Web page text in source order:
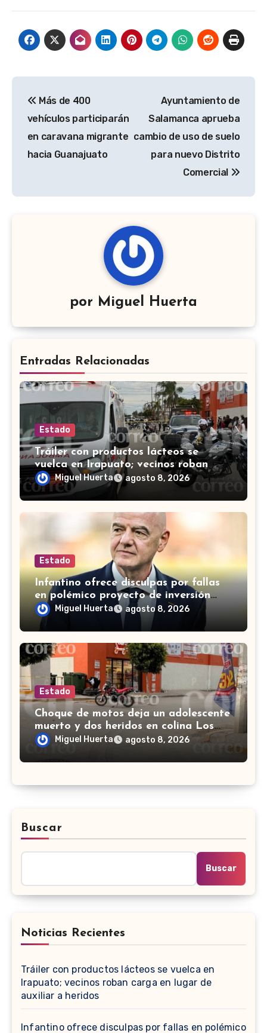
de
entradas
Más de 400
vehículos participarán
en caravana migrante
hacia Guanajuato
Ayuntamiento de
Salamanca aprueba
cambio de uso de suelo
para nuevo Distrito
Comercial
por Miguel Huerta
Entradas Relacionadas
Estado
Tráiler con productos lácteos se
vuelca en Irapuato; vecinos roban
carga en lugar de auxiliar a heridos
Miguel Huerta agosto 8, 2026
Estado
Infantino ofrece disculpas por fallas
en polémico proyecto de inversión
privada de la FIFA
Miguel Huerta agosto 8, 2026
Estado
Choque de motos deja un adolescente
muerto y dos heridos en colina Los
Presidentes, en León
Miguel Huerta agosto 8, 2026
Buscar
Buscar
Noticias Recientes
Tráiler con productos lácteos se vuelca en
Irapuato; vecinos roban carga en lugar de
auxiliar a heridos
Infantino ofrece disculpas por fallas en polémico